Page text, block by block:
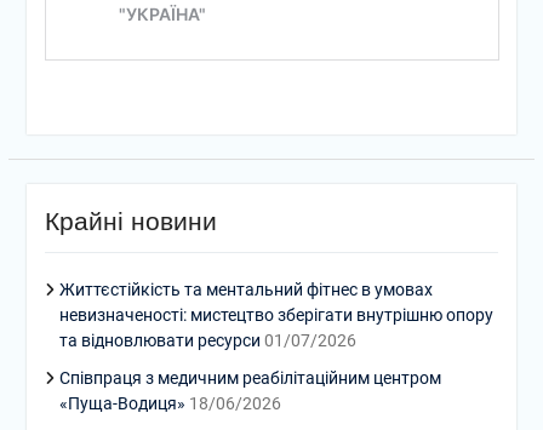
Крайні новини
Життєстійкість та ментальний фітнес в умовах
невизначеності: мистецтво зберігати внутрішню опору
та відновлювати ресурси 01/07/2026
Співпраця з медичним реабілітаційним центром
«Пуща-Водиця» 18/06/2026